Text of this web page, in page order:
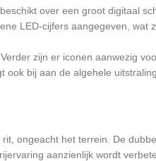
over een groot digitaal
LED-cijfers aangegeven, wat
zijn er iconen aanwezig
bij aan de algehele
ongeacht het terrein. De
aanzienlijk wordt